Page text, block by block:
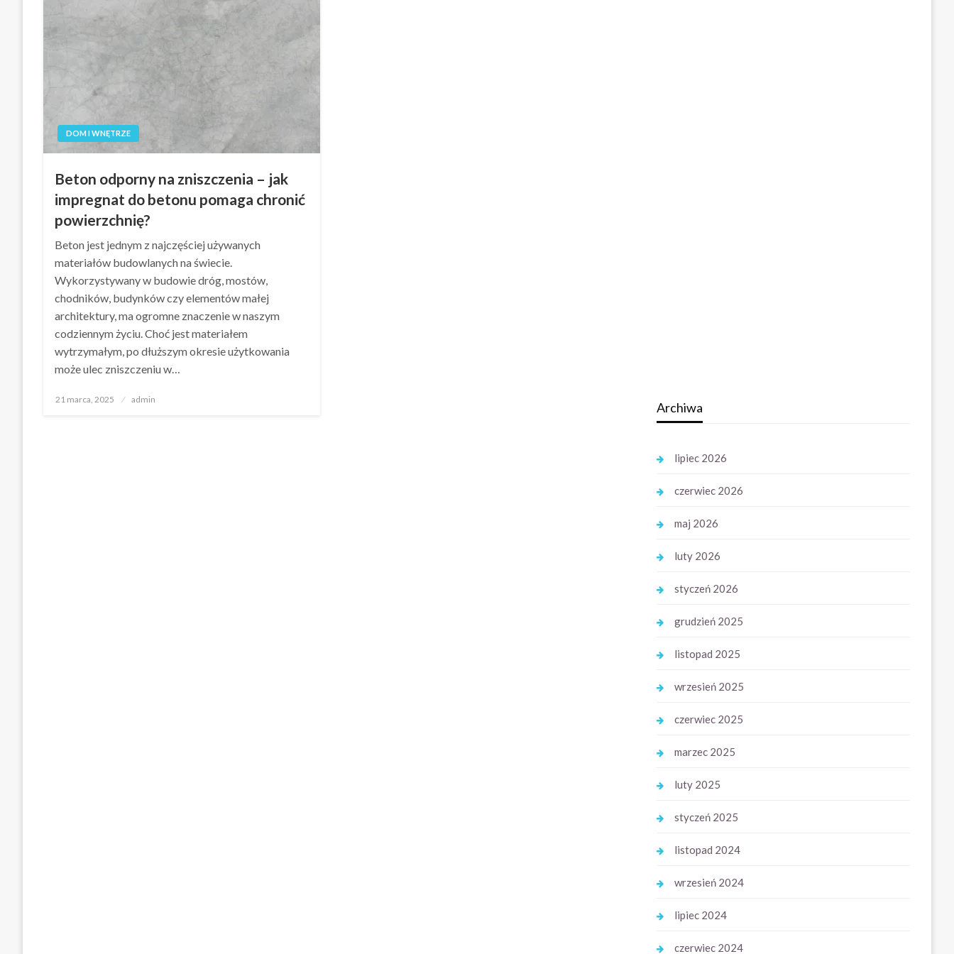
DOM I WNĘTRZE
Beton odporny na zniszczenia – jak
impregnat do betonu pomaga chronić
powierzchnię?
Beton jest jednym z najczęściej używanych
materiałów budowlanych na świecie.
Wykorzystywany w budowie dróg, mostów,
chodników, budynków czy elementów małej
architektury, ma ogromne znaczenie w naszym
codziennym życiu. Choć jest materiałem
wytrzymałym, po dłuższym okresie użytkowania
może ulec zniszczeniu w…
Opublikowane
21 marca, 2025 admin
Archiwa
lipiec 2026
czerwiec 2026
maj 2026
luty 2026
styczeń 2026
grudzień 2025
listopad 2025
wrzesień 2025
czerwiec 2025
marzec 2025
luty 2025
styczeń 2025
listopad 2024
wrzesień 2024
lipiec 2024
czerwiec 2024